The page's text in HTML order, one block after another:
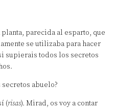
parecida al esparto, que
se utilizaba para hacer
supierais todos los secretos
secretos abuelo?
(risas). Mirad, os voy a contar